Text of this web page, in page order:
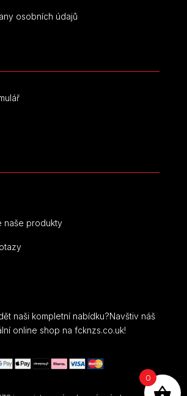
osobních údajů
naše produkty
naši kompletní nabídku?Navštiv náš
online shop na fcknzs.co.uk!
0